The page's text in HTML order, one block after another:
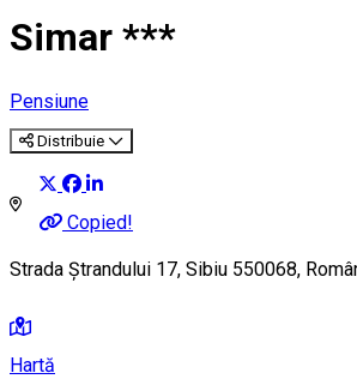
Simar ***
Pensiune
Distribuie
Copied!
Strada Ștrandului 17, Sibiu 550068,
Hartă